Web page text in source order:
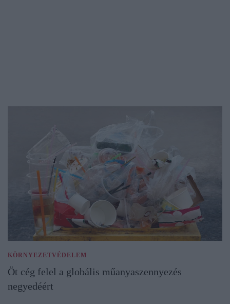
KÖRNYEZETVÉDELEM
Öt cég felel a globális műanyaszennyezés
negyedéért